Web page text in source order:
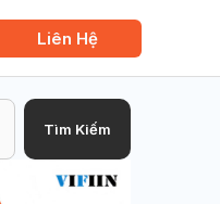
Liên Hệ
Tìm Kiếm